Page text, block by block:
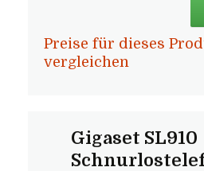
Preise für dieses
vergleichen
Gigaset SL910